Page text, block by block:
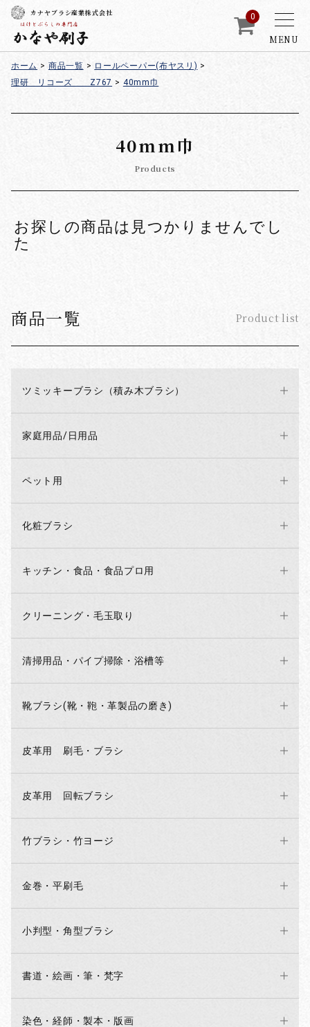
MENU
カナヤブラシ産業株式会社 0
ホーム > 商品一覧 > ロールペーパー(布ヤスリ) >
理研 リコーズ Z767 > 40mm巾
商品一覧 Product list
ツミッキーブラシ（積み木ブラシ）
家庭用品/日用品
ペット用
化粧ブラシ
キッチン・食品・食品プロ用
クリーニング・毛玉取り
清掃用品・パイプ掃除・浴槽等
靴ブラシ(靴・鞄・革製品の磨き)
皮革用 刷毛・ブラシ
皮革用 回転ブラシ
竹ブラシ・竹ヨージ
金巻・平刷毛
小判型・角型ブラシ
書道・絵画・筆・梵字
染色・経師・製本・版画
40mm巾
Products
お探しの商品は見つかりませんでし
た